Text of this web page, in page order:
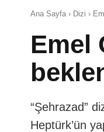
Ana Sayfa › Dizi ›
Emel
“Şehrazad”
Heptürk’ün